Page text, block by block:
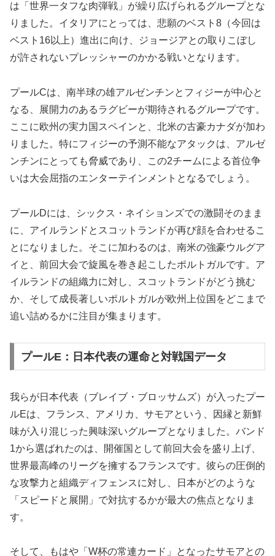
は「世界一タフな肉弾戦」が繰り広げられるグループとな
りました。イタリアにとっては、悲願のベスト8（今回は
ベスト16以上）進出に向け、ジョージアとの取りこぼし
が許されないプレッシャーのかかる戦いとなります。
プールCは、南半球の雄アルゼンチンとフィジーが中心と
なる、展開力のあるラグビーが期待されるグループです。
ここに欧州の実力国スペインと、北米の古豪カナダが加わ
りました。特にフィジーの予測不能なアタックは、アルゼ
ンチンにとっても脅威であり、この2チームによる首位争
いは大会屈指のエンターテインメントとなるでしょう。
プールDには、シックス・ネイションズでの激闘そのまま
に、アイルランドとスコットランドが再び顔を合わせるこ
とになりました。そこに加わるのは、南米の強豪ウルグア
イと、前回大会で旋風を巻き起こしたポルトガルです。ア
イルランドの組織力に対し、スコットランドがどう挑む
か、そして成長著しいポルトガルが欧州上位国をどこまで
追い詰めるかに注目が集まります。
プールE：日本代表の運命と対戦国データ
我らが日本代表（ブレイブ・ブロッサムズ）が入ったプー
ルEは、フランス、アメリカ、サモアという、因縁と新鮮
味が入り混じった興味深いグループとなりました。バンド
1から選ばれたのは、開催国として前回大会を盛り上げ、
世界最高峰のリーグを擁するフランスです。彼らの圧倒的
な攻撃力と組織ディフェンスに対し、日本がどのような
「スピードと展開」で対抗するかが最大の焦点となりま
す。
そして、もはや「W杯の常連カード」となったサモアとの